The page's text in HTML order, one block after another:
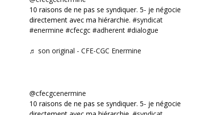
10 raisons de ne pas se syndiquer. 5- je négocie
directement avec ma hiérarchie. #syndicat
#enermine #cfecgc #adherent #dialogue
♬ son original - CFE-CGC Enermine
@cfecgcenermine
10 raisons de ne pas se syndiquer. 5- je négocie